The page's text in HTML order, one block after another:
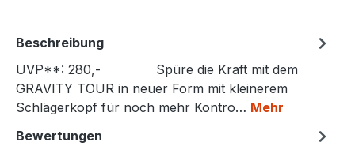
Beschreibung
UVP**: 280,- Spüre die Kraft mit dem
GRAVITY TOUR in neuer Form mit kleinerem
Schlägerkopf für noch mehr Kontro… Mehr
Bewertungen